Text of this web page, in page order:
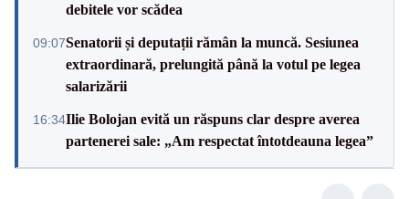
debitele vor scădea
09:07Senatorii și deputații rămân la muncă. Sesiunea
extraordinară, prelungită până la votul pe legea
salarizării
16:34Ilie Bolojan evită un răspuns clar despre averea
partenerei sale: „Am respectat întotdeauna legea”